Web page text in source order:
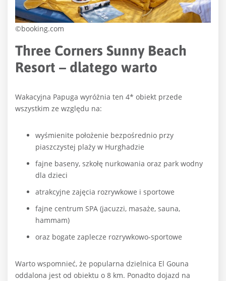
©booking.com
Three Corners Sunny Beach
Resort – dlatego warto
Wakacyjna Papuga wyróżnia ten 4* obiekt przede
wszystkim ze względu na:
wyśmienite położenie bezpośrednio przy
piaszczystej plaży w Hurghadzie
fajne baseny, szkołę nurkowania oraz park wodny
dla dzieci
atrakcyjne zajęcia rozrywkowe i sportowe
fajne centrum SPA (jacuzzi, masaże, sauna,
hammam)
oraz bogate zaplecze rozrywkowo-sportowe
Warto wspomnieć, że popularna dzielnica El Gouna
oddalona jest od obiektu o 8 km. Ponadto dojazd na